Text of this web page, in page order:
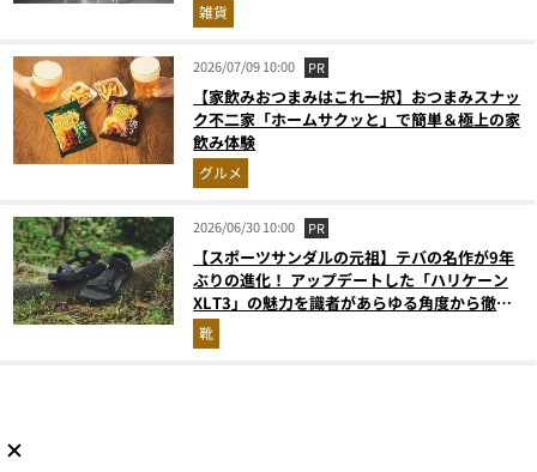
雑貨
2026/07/09 10:00 PR
【家飲みおつまみはこれ一択】おつまみスナッ
ク不二家「ホームサクッと」で簡単＆極上の家
飲み体験
グルメ
2026/06/30 10:00 PR
【スポーツサンダルの元祖】テバの名作が9年
ぶりの進化！ アップデートした「ハリケーン
XLT3」の魅力を識者があらゆる角度から徹底
解説！
靴